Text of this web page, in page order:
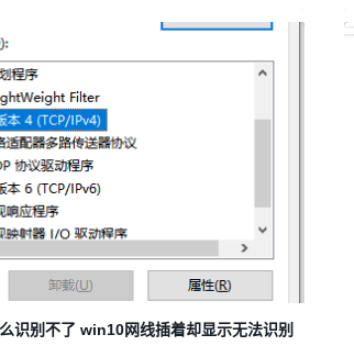
识别不了 win10网线插着却显示无法识别网络